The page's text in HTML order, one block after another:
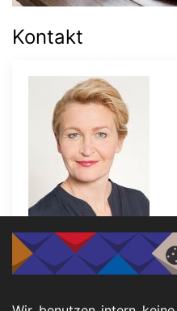
Kontakt
Alexandra